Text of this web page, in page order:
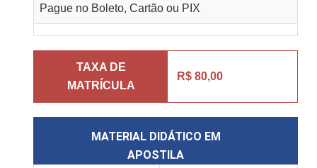
Pague no Boleto, Cartão ou PIX
TAXA DE
MATRÍCULA
R$ 80,00
MATERIAL DIDÁTICO EM
APOSTILA